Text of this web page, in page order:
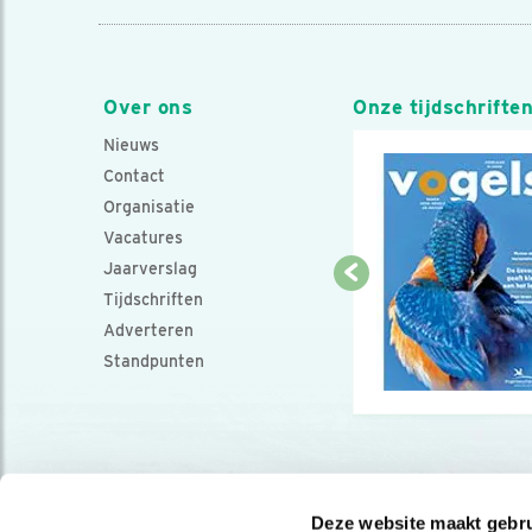
Deze website maakt
Over ons
Nieuws
Contact
Organisatie
Vacatures
Jaarverslag
Tijdschriften
Adverteren
Standpunten
Onze